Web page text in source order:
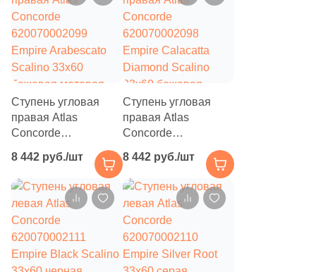
под камень
Ступень угловая
правая Atlas
Concorde
Empire Arabescato
Scalino 33x60
бежевая матовая
под камень
8 442 руб./шт
Ступень угловая
правая Atlas
Concorde
Empire Calacatta
Diamond Scalino
33x60 бежевая
матовая под камень
8 442 руб./шт
Купить в 1 клик